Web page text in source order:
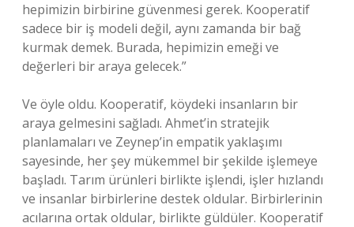
hepimizin birbirine güvenmesi gerek. Kooperatif
sadece bir iş modeli değil, aynı zamanda bir bağ
kurmak demek. Burada, hepimizin emeği ve
değerleri bir araya gelecek.”
Ve öyle oldu. Kooperatif, köydeki insanların bir
araya gelmesini sağladı. Ahmet’in stratejik
planlamaları ve Zeynep’in empatik yaklaşımı
sayesinde, her şey mükemmel bir şekilde işlemeye
başladı. Tarım ürünleri birlikte işlendi, işler hızlandı
ve insanlar birbirlerine destek oldular. Birbirlerinin
acılarına ortak oldular, birlikte güldüler. Kooperatif